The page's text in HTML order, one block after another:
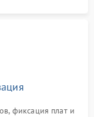
фиксация плат и